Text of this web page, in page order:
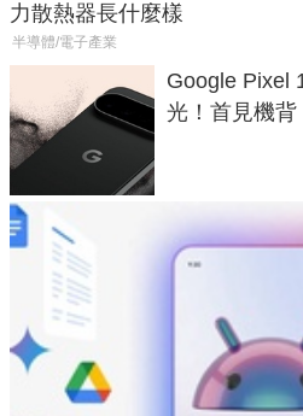
力散熱器長什麼樣
半導體/電子產業
Google Pixel
光！首見機背